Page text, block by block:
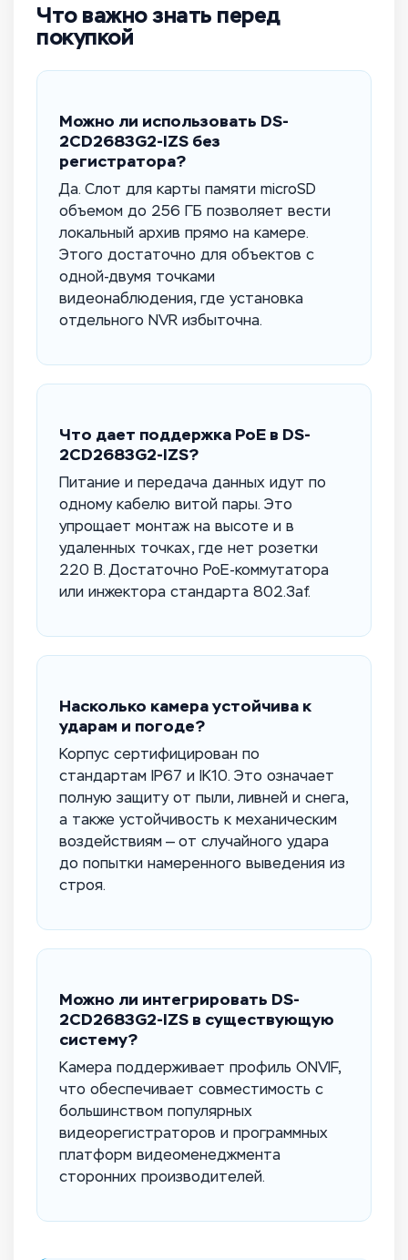
Что важно знать перед
покупкой
Можно ли использовать DS-
2CD2683G2-IZS без
регистратора?
Да. Слот для карты памяти microSD
объемом до 256 ГБ позволяет вести
локальный архив прямо на камере.
Этого достаточно для объектов с
одной-двумя точками
видеонаблюдения, где установка
отдельного NVR избыточна.
Что дает поддержка PoE в DS-
2CD2683G2-IZS?
Питание и передача данных идут по
одному кабелю витой пары. Это
упрощает монтаж на высоте и в
удаленных точках, где нет розетки
220 В. Достаточно PoE-коммутатора
или инжектора стандарта 802.3af.
Насколько камера устойчива к
ударам и погоде?
Корпус сертифицирован по
стандартам IP67 и IK10. Это означает
полную защиту от пыли, ливней и снега,
а также устойчивость к механическим
воздействиям — от случайного удара
до попытки намеренного выведения из
строя.
Можно ли интегрировать DS-
2CD2683G2-IZS в существующую
систему?
Камера поддерживает профиль ONVIF,
что обеспечивает совместимость с
большинством популярных
видеорегистраторов и программных
платформ видеоменеджмента
сторонних производителей.